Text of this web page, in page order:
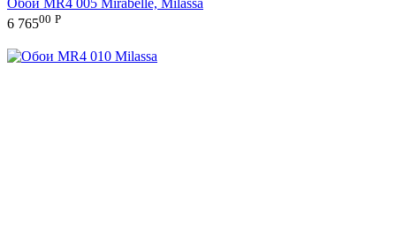
Обои MR4 005 Mirabelle, Milassa
6 76500 Р